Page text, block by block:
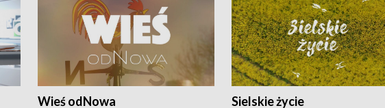
Wieś odNowa Sielskie życie